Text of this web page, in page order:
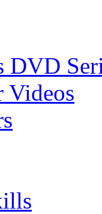
DVD
Videos